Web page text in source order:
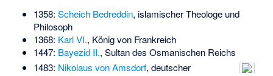
1358: Scheich Bedreddin, islamischer Theologe und
Philosoph
1368: Karl VI., König von Frankreich
1447: Bayezid II., Sultan des Osmanischen Reichs
1483: Nikolaus von Amsdorf, deutscher